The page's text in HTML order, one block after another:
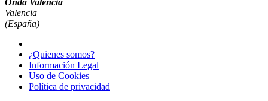
Onda Valéncia
Valencia
(España)
¿Quienes somos?
Información Legal
Uso de Cookies
Política de privacidad